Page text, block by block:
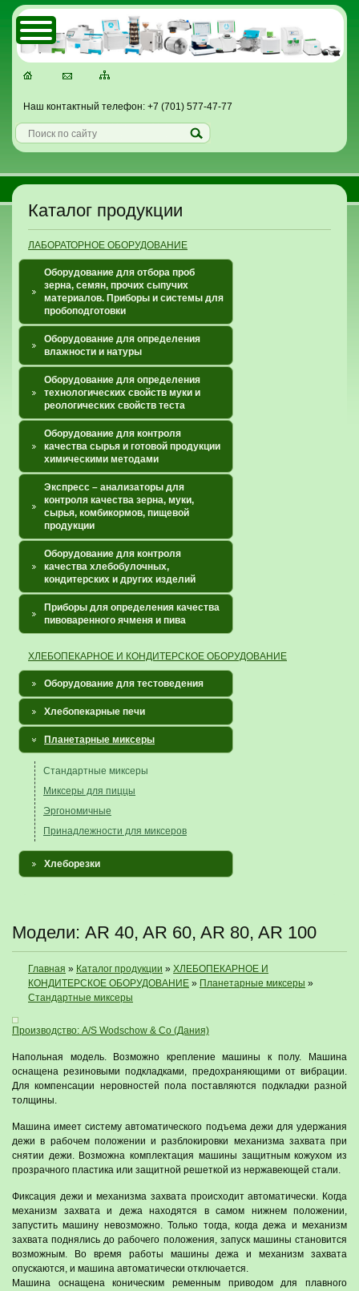
Наш контактный телефон: +7 (701) 577-47-77
Каталог продукции
ЛАБОРАТОРНОЕ ОБОРУДОВАНИЕ
Оборудование для отбора проб
зерна, семян, прочих сыпучих
материалов. Приборы и системы для
пробоподготовки
Оборудование для определения
влажности и натуры
Оборудование для определения
технологических свойств муки и
реологических свойств теста
Оборудование для контроля
качества сырья и готовой продукции
химическими методами
Экспресс – анализаторы для
контроля качества зерна, муки,
сырья, комбикормов, пищевой
продукции
Оборудование для контроля
качества хлебобулочных,
кондитерских и других изделий
Приборы для определения качества
пивоваренного ячменя и пива
ХЛЕБОПЕКАРНОЕ И КОНДИТЕРСКОЕ ОБОРУДОВАНИЕ
Оборудование для тестоведения
Хлебопекарные печи
Планетарные миксеры
Стандартные миксеры
Миксеры для пиццы
Эргономичные
Принадлежности для миксеров
Хлеборезки
Модели: AR 40, AR 60, AR 80, AR 100
Главная » Каталог продукции » ХЛЕБОПЕКАРНОЕ И
КОНДИТЕРСКОЕ ОБОРУДОВАНИЕ » Планетарные миксеры »
Стандартные миксеры
Производство: A/S Wodschow & Co (Дания)
Напольная модель. Возможно крепление машины к полу. Машина
оснащена резиновыми подкладками, предохраняющими от вибрации.
Для компенсации неровностей пола поставляются подкладки разной
толщины.
Машина имеет систему автоматического подъема дежи для удержания
дежи в рабочем положении и разблокировки механизма захвата при
снятии дежи. Возможна комплектация машины защитным кожухом из
прозрачного пластика или защитной решеткой из нержавеющей стали.
Фиксация дежи и механизма захвата происходит автоматически. Когда
механизм захвата и дежа находятся в самом нижнем положении,
запустить машину невозможно. Только тогда, когда дежа и механизм
захвата поднялись до рабочего положения, запуск машины становится
возможным. Во время работы машины дежа и механизм захвата
опускаются, и машина автоматически отключается.
Машина оснащена коническим ременным приводом для плавного